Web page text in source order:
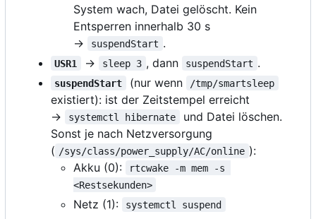
System wach, Datei gelöscht. Kein
Entsperren innerhalb 30 s
→
suspendStart .
USR1 → sleep 3 , dann suspendStart .
suspendStart (nur wenn /tmp/smartsleep
existiert): ist der Zeitstempel erreicht
→
systemctl hibernate
und Datei löschen.
Sonst je nach Netzversorgung
( /sys/class/power_supply/AC/online ):
Akku (0):
rtcwake -m mem -s
<Restsekunden>
Netz (1): systemctl suspend